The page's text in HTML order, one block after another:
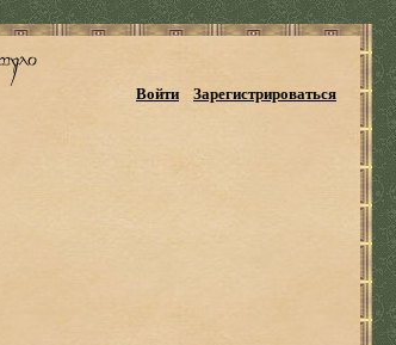
Войти Зарегистрироваться